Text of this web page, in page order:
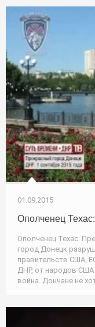
01.09.2015
Ополченец
Ополченец Техас:
город Донецк
правительств США,
ДНР, от народов США
война. Дончане не